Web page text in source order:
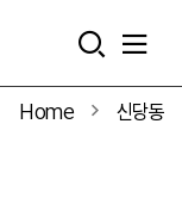
Home 신당동